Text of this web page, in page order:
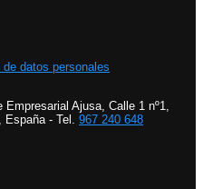
datos personales
Ajusa, Calle 1 nº1,
España - Tel. 967 240 648